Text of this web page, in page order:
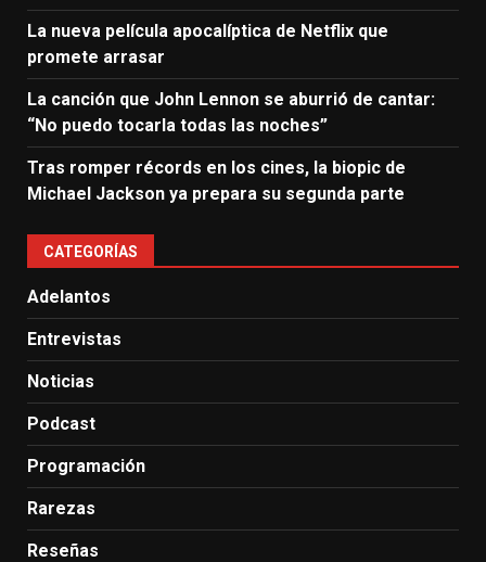
La nueva película apocalíptica de Netflix que
promete arrasar
La canción que John Lennon se aburrió de cantar:
“No puedo tocarla todas las noches”
Tras romper récords en los cines, la biopic de
Michael Jackson ya prepara su segunda parte
CATEGORÍAS
Adelantos
Entrevistas
Noticias
Podcast
Programación
Rarezas
Reseñas